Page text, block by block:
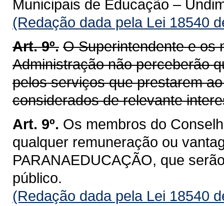
Municipais de Educação –
(Redação dada pela Lei 18540
Art. 9º. O Superintendente e os
Administração não perceberão
pelos serviços que prestarem
considerados de relevante
Art. 9º. Os membros do
qualquer remuneração ou
PARANAEDUCAÇÃO, que
público.
(Redação dada pela Lei 18540